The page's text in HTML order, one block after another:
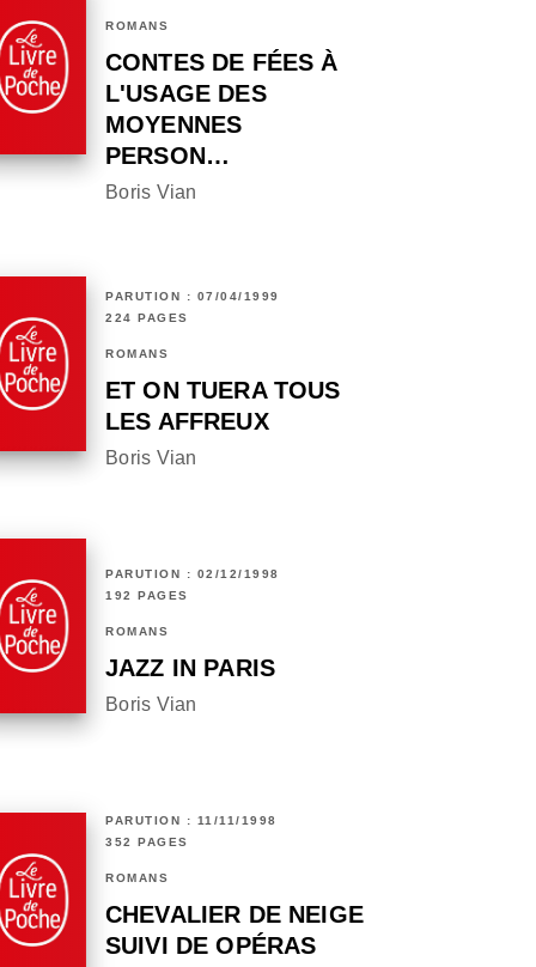
ROMANS
CONTES DE FÉES À
L'USAGE DES
MOYENNES
PERSON…
Boris Vian
PARUTION : 07/04/1999
224 PAGES
ROMANS
ET ON TUERA TOUS
LES AFFREUX
Boris Vian
PARUTION : 02/12/1998
192 PAGES
ROMANS
JAZZ IN PARIS
Boris Vian
PARUTION : 11/11/1998
352 PAGES
ROMANS
CHEVALIER DE NEIGE
SUIVI DE OPÉRAS